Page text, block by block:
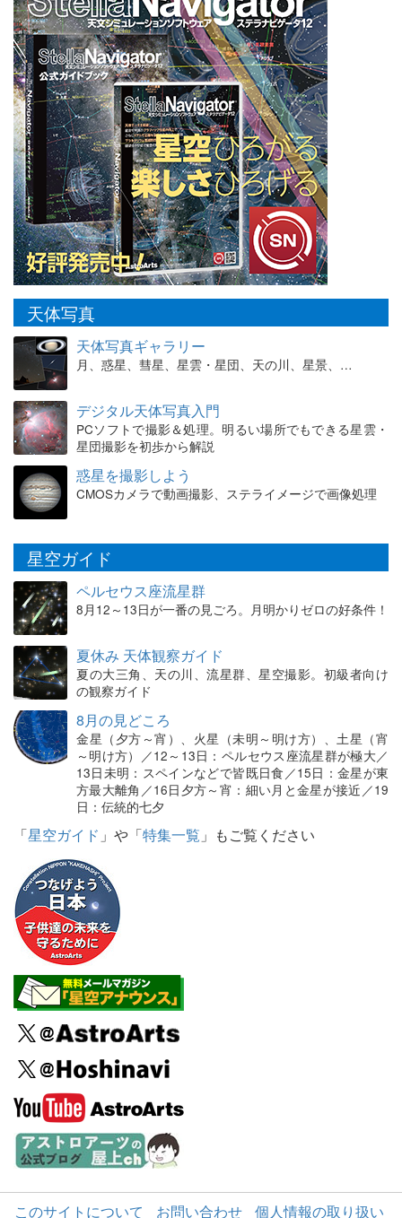
天体写真
天体写真ギャラリー
月、惑星、彗星、星雲・星団、天の川、星景、…
デジタル天体写真入門
PCソフトで撮影＆処理。明るい場所でもできる星雲・
星団撮影を初歩から解説
惑星を撮影しよう
CMOSカメラで動画撮影、ステライメージで画像処理
星空ガイド
ペルセウス座流星群
8月12～13日が一番の見ごろ。月明かりゼロの好条件！
夏休み 天体観察ガイド
夏の大三角、天の川、流星群、星空撮影。初級者向け
の観察ガイド
8月の見どころ
金星（夕方～宵）、火星（未明～明け方）、土星（宵
～明け方）／12～13日：ペルセウス座流星群が極大／
13日未明：スペインなどで皆既日食／15日：金星が東
方最大離角／16日夕方～宵：細い月と金星が接近／19
日：伝統的七夕
「星空ガイド 」や「特集一覧 」もご覧ください
このサイトについて お問い合わせ 個人情報の取り扱い